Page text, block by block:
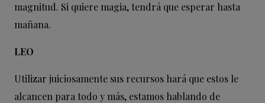
magnitud. Si quiere magia, tendrá que esperar hasta
mañana.
LEO
Utilizar juiciosamente sus recursos hará que estos le
alcancen para todo y más, estamos hablando de